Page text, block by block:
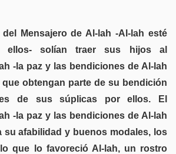
Mensajero de Al-lah -Al-lah esté
ellos- solían traer sus hijos al
-la paz y las bendiciones de Al-lah
obtengan parte de su bendición
de sus súplicas por ellos. El
-la paz y las bendiciones de Al-lah
su afabilidad y buenos modales, los
que lo favoreció Al-lah, un rostro